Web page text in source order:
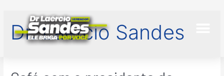
Dr. Laércio Sandes